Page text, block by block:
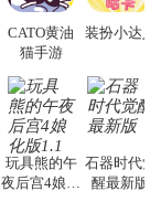
CATO黄油
猫手游
装扮小达人
玩具熊的午
夜后宫4娘化
石器时代觉
醒最新版